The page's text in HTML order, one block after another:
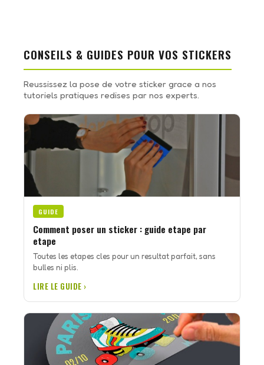
CONSEILS & GUIDES POUR VOS STICKERS
Reussissez la pose de votre sticker grace a nos
tutoriels pratiques redises par nos experts.
GUIDE
Comment poser un sticker : guide etape par
etape
Toutes les etapes cles pour un resultat parfait, sans
bulles ni plis.
LIRE LE GUIDE ›